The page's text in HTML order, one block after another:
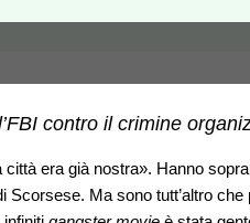
contro il crimine
era già nostra». Hanno
Ma sono tutt’altro che